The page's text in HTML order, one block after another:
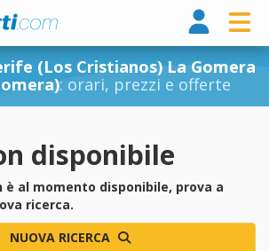
(Los Cristianos) La Gomera
: orari, prezzi e offerte
disponibile
al momento disponibile, prova a
ricerca.
NUOVA RICERCA